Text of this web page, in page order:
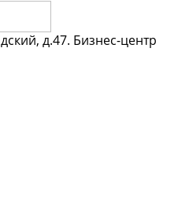
д.47. Бизнес-центр